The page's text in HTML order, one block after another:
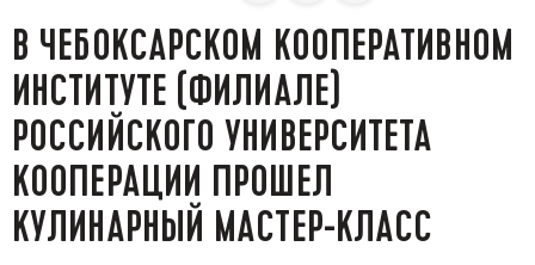
В ЧЕБОКСАРСКОМ КООПЕРАТИВНОМ
ИНСТИТУТЕ (ФИЛИАЛЕ)
РОССИЙСКОГО УНИВЕРСИТЕТА
КООПЕРАЦИИ ПРОШЕЛ
КУЛИНАРНЫЙ МАСТЕР-КЛАСС